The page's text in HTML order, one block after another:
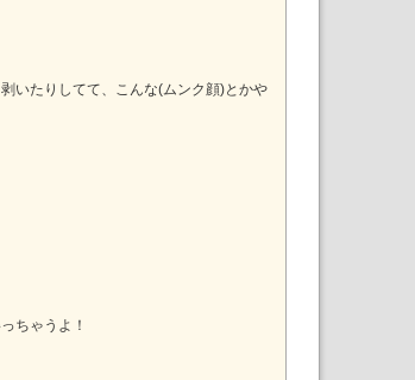
いたりしてて、こんな(ムンク顔)とかや
ちゃうよ！